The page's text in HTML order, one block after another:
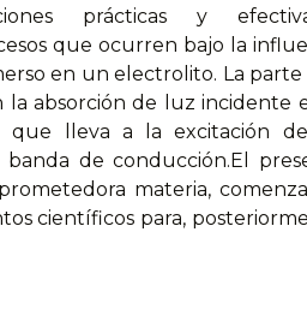
prácticas y
que ocurren bajo la
en un electrolito. La parte
absorción de luz incidente
que lleva a la excitación
de conducción.El
materia,
científicos para,